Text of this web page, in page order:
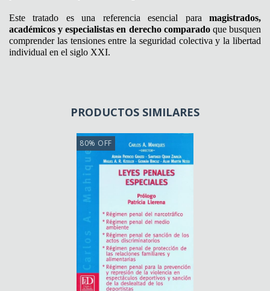
Este tratado es una referencia esencial para magistrados,
académicos y especialistas en derecho comparadoque busquen
comprender las tensiones entre la seguridad colectiva y la libertad
individual en el siglo XXI.
PRODUCTOS SIMILARES
80% OFF